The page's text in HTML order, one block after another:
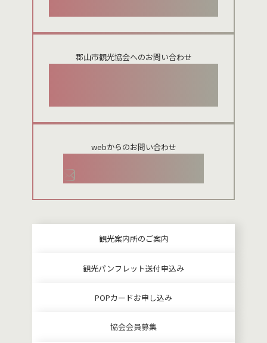
郡山市観光協会へのお問い合わせ
webからのお問い合わせ
観光案内所のご案内
観光パンフレット送付申込み
POPカードお申し込み
協会会員募集